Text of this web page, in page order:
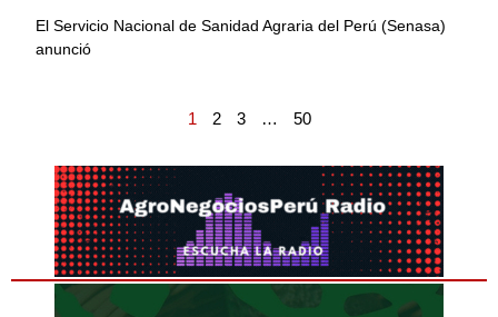
El Servicio Nacional de Sanidad Agraria del Perú (Senasa)
anunció
1 2 3 … 50